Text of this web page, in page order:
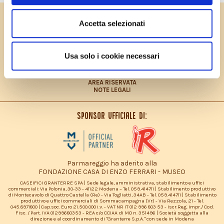
Accetta selezionati
Usa solo i cookie necessari
PRIVACY POLICY
CONTRIBUTO FEASR
CONTATTI
LAVORA CON NOI
PRIVACY POLICY – INFORMATIVA CONSUMATORI
AREA RISERVATA
NOTE LEGALI
Sponsor ufficiale di:
Parmareggio ha aderito alla
FONDAZIONE CASA DI ENZO FERRARI - MUSEO
CASEIFICI GRANTERRE SPA | Sede legale, amministrativa, stabilimento e uffici
commerciali: Via Polonia, 30-33 - 41122 Modena – Tel. 059.414711 | Stabilimento produttivo
di Montecavolo di Quattro Castella (Re) - Via Togliatti, 34AB - Tel. 059.414711 | Stabilimento
produttivo e uffici commerciali di Sommacampagna (Vr) - Via Rezzola, 21 - Tel.
045.8971800 | Cap.soc. Euro 21.500.000 i.v. - VAT NR IT 012 996 803 53 - Iscr.Reg. Impr./ Cod.
Fisc. / Part. IVA 01299680353 - REA c/o CCIAA di MO n. 351496 | Società soggetta alla
direzione e al coordinamento di "Granterre S.p.A." con sede in Modena